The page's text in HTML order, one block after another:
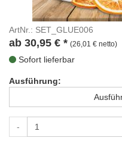
ArtNr.: SET_GLUE006
ab 30,95 € * (26,01 € netto)
Sofort lieferbar
Ausführung:
-